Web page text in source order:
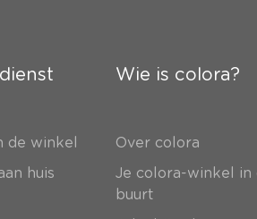
de winkel
huis
Wie is colora?
Over colora
Je colora-winkel in
buurt